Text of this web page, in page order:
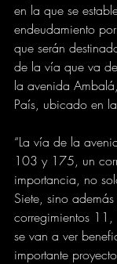
en la que se
endeudamiento
que serán
de la vía que va
la avenida
País, ubicado en
“La vía de la
103 y 175, un
importancia, no
Siete, sino
corregimientos
se van a ver
importante